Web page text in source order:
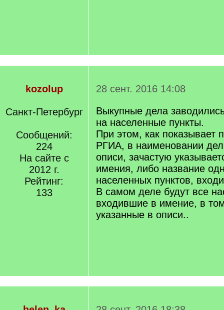
kozolup
Санкт-Петербург
Сообщений:
224
На сайте с
2012 г.
Рейтинг:
133
28 сент. 2016 14:08
Выкупные дела
на населенные пункты.
При этом, как показывает
РГИА, в наименовании
описи, зачастую
имения, либо название
населенных пунктов,
В самом деле будут все
входившие в имение, в
указанные в описи..